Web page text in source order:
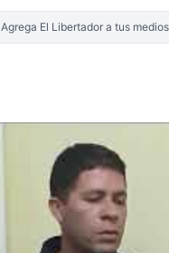
Agrega El Libertador a tus